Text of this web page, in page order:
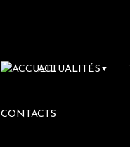
ACTUALITÉS ▼
CONTACTS